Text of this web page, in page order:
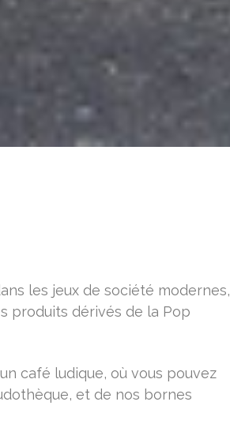
les jeux de société modernes,
produits dérivés de la Pop
café ludique, où vous pouvez
et de nos bornes